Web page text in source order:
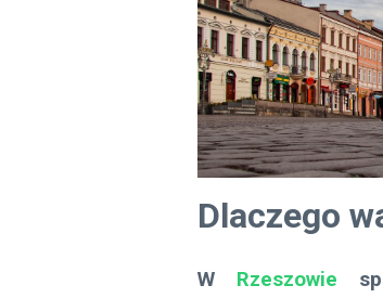
Dlaczego
W Rzeszowie